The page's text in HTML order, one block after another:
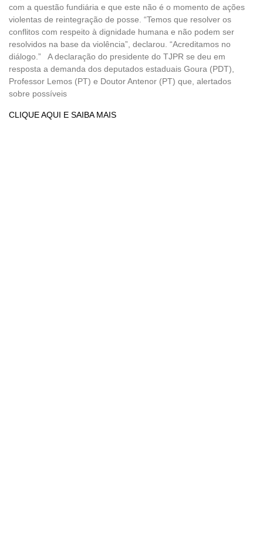
com a questão fundiária e que este não é o momento de ações
violentas de reintegração de posse. “Temos que resolver os
conflitos com respeito à dignidade humana e não podem ser
resolvidos na base da violência”, declarou. “Acreditamos no
diálogo.” A declaração do presidente do TJPR se deu em
resposta a demanda dos deputados estaduais Goura (PDT),
Professor Lemos (PT) e Doutor Antenor (PT) que, alertados
sobre possíveis
CLIQUE AQUI E SAIBA MAIS